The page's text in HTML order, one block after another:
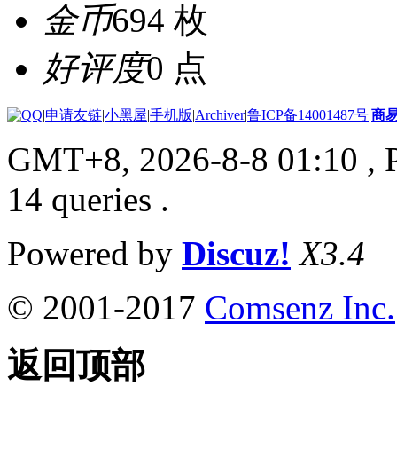
金币694 枚
好评度0 点
|申请友链|小黑屋|手机版|Archiver|鲁ICP备14001487号|商
GMT+8, 2026-8-8 01:10 ,
14 queries .
Powered by Discuz! X3.4
© 2001-2017 Comsenz Inc.
返回顶部